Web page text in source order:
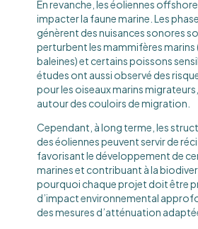
En revanche, les éoliennes
impacter la faune marine. Les
génèrent des nuisances sonores
perturbent les mammifères marins
baleines) et certains poissons
études ont aussi observé des
pour les oiseaux marins
autour des couloirs de migration.
Cependant, à long terme, les
des éoliennes peuvent servir de
favorisant le développement de
marines et contribuant à la
pourquoi chaque projet doit être
d’impact environnemental
des mesures d’atténuation